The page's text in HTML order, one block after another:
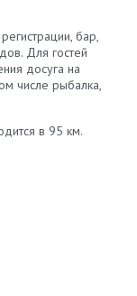
бар,
Для гостей
досуга на
числе рыбалка,
в 95 км.